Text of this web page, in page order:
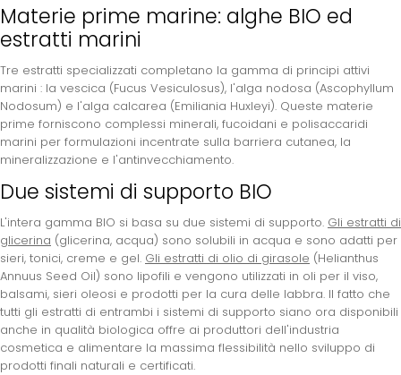
Materie prime marine: alghe BIO ed
estratti marini
Tre estratti specializzati completano la gamma di principi attivi
marini : la vescica (Fucus Vesiculosus), l'alga nodosa (Ascophyllum
Nodosum) e l'alga calcarea (Emiliania Huxleyi). Queste materie
prime forniscono complessi minerali, fucoidani e polisaccaridi
marini per formulazioni incentrate sulla barriera cutanea, la
mineralizzazione e l'antinvecchiamento.
Due sistemi di supporto BIO
L'intera gamma BIO si basa su due sistemi di supporto. Gli estratti di
glicerina (glicerina, acqua) sono solubili in acqua e sono adatti per
sieri, tonici, creme e gel. Gli estratti di olio di girasole (Helianthus
Annuus Seed Oil) sono lipofili e vengono utilizzati in oli per il viso,
balsami, sieri oleosi e prodotti per la cura delle labbra. Il fatto che
tutti gli estratti di entrambi i sistemi di supporto siano ora disponibili
anche in qualità biologica offre ai produttori dell'industria
cosmetica e alimentare la massima flessibilità nello sviluppo di
prodotti finali naturali e certificati.